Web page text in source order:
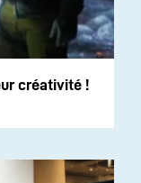
créativité !